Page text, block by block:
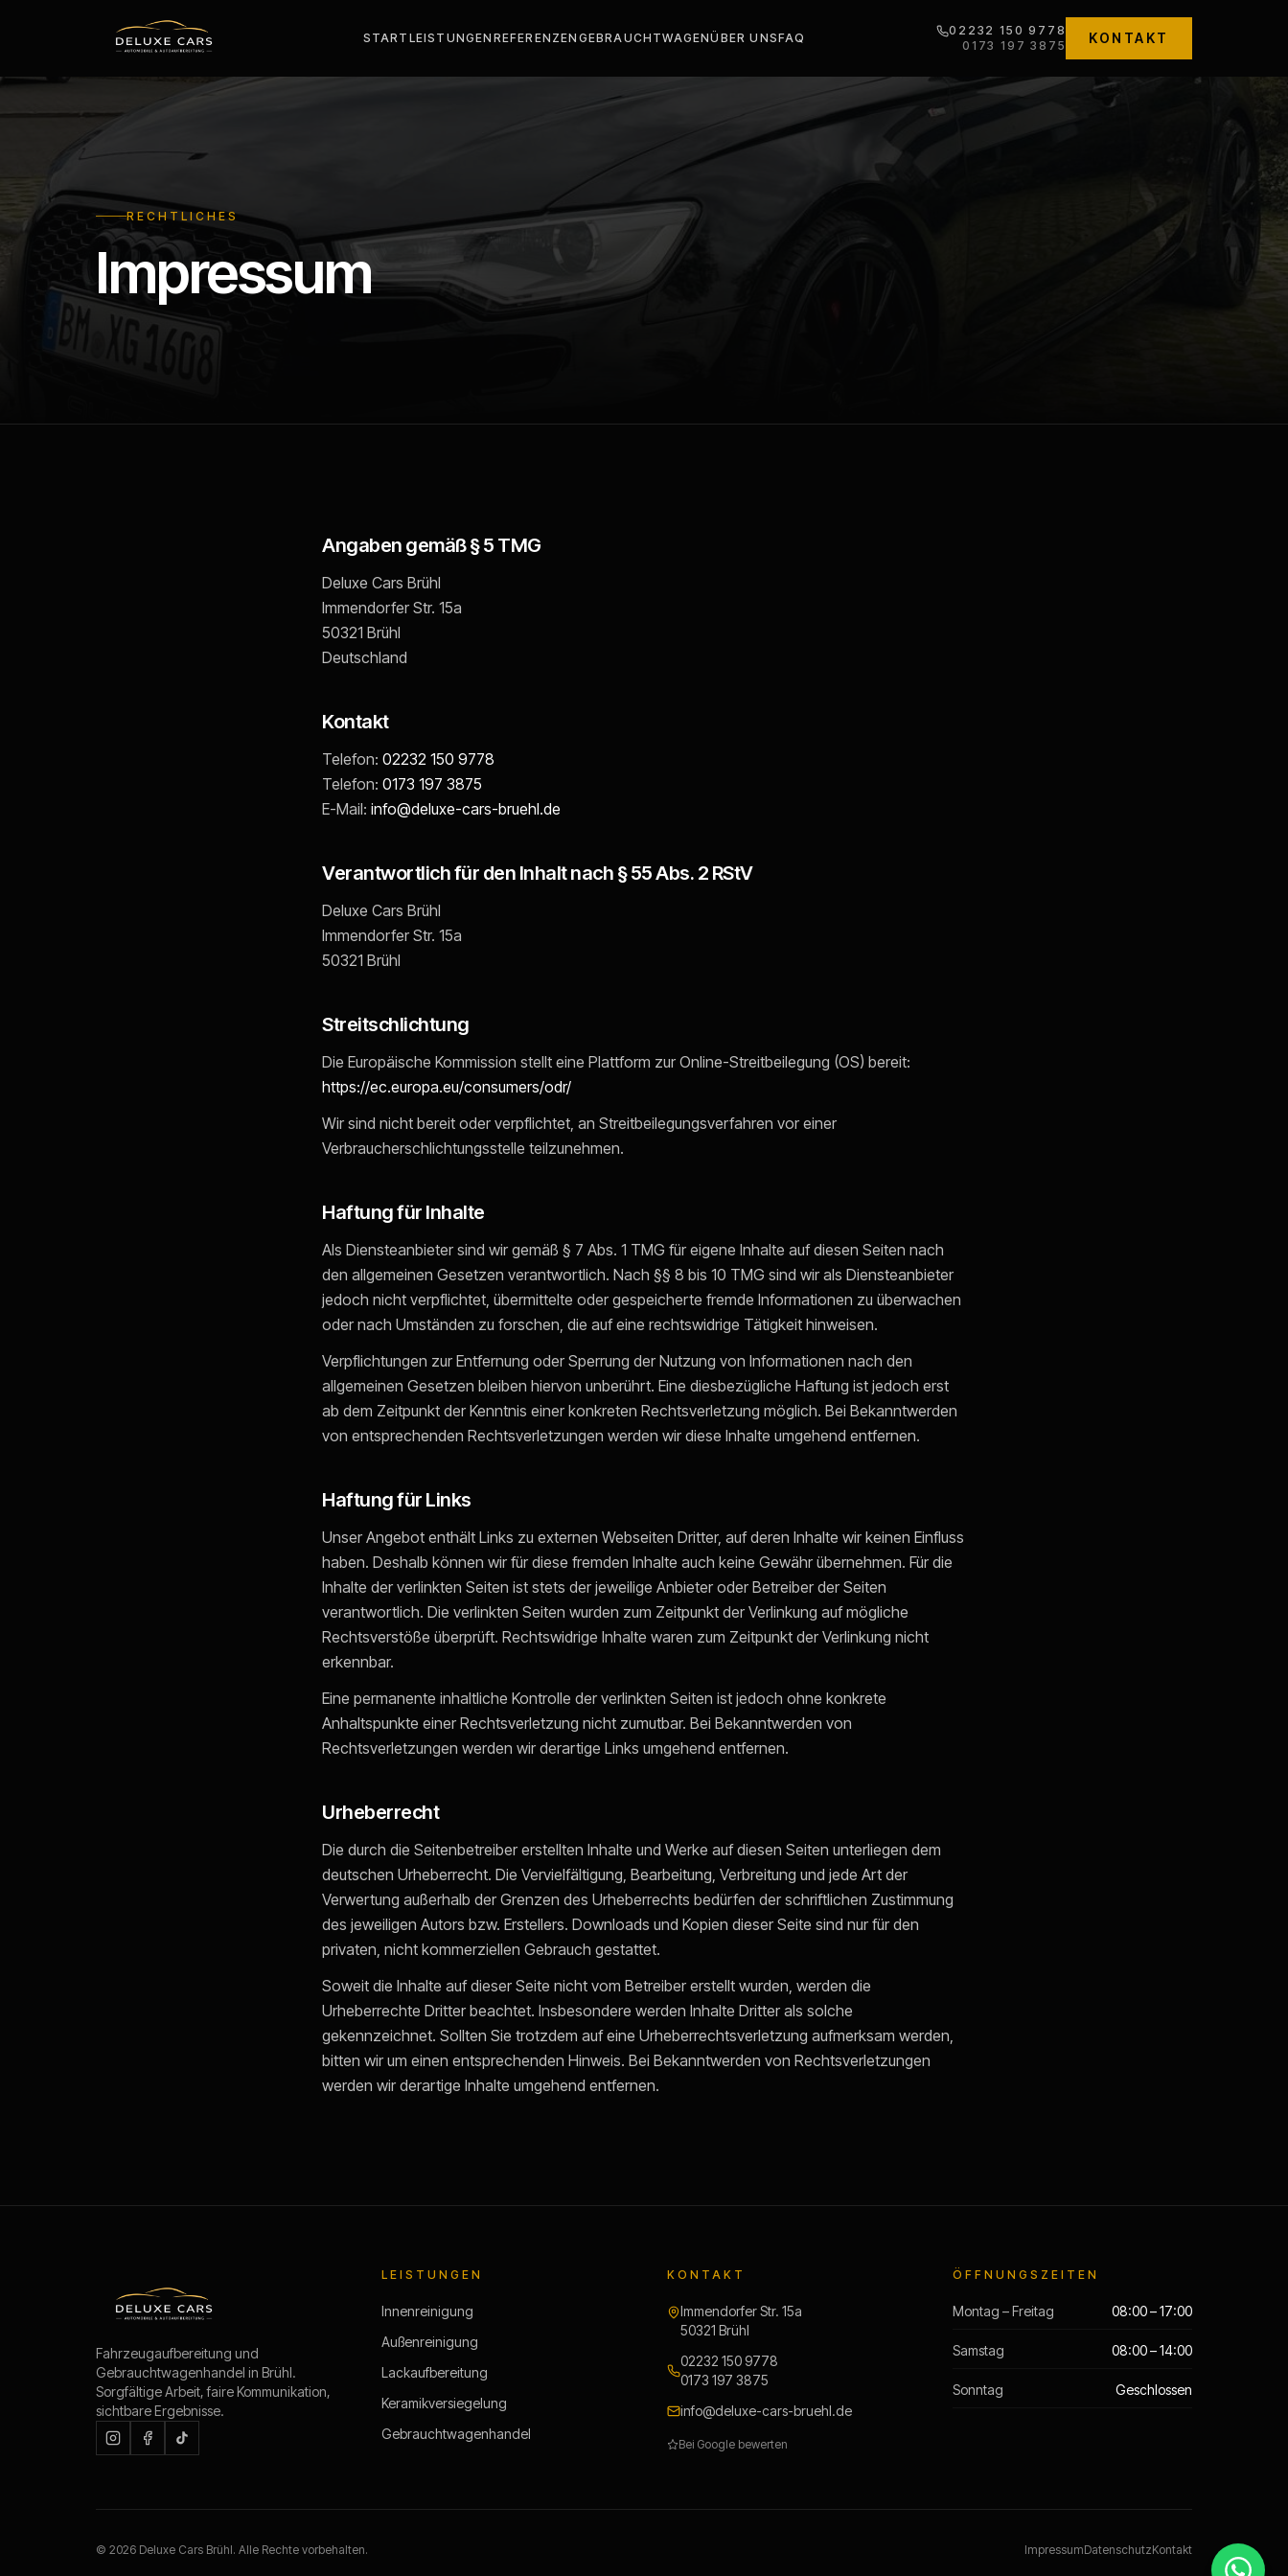
START LEISTUNGEN REFERENZEN GEBRAUCHTWAGENÜBER UNSFAQ
02232 150 9778
0173 197 3875
KONTAKT
RECHTLICHES
Impressum
Angaben gemäß § 5 TMG
Deluxe Cars Brühl
Immendorfer Str. 15a
50321 Brühl
Deutschland
Kontakt
Telefon: 02232 150 9778
Telefon: 0173 197 3875
E-Mail: info@deluxe-cars-bruehl.de
Verantwortlich für den Inhalt nach § 55 Abs. 2 RStV
Deluxe Cars Brühl
Immendorfer Str. 15a
50321 Brühl
Streitschlichtung
Die Europäische Kommission stellt eine Plattform zur Online-Streitbeilegung (OS) bereit:
https://ec.europa.eu/consumers/odr/
Wir sind nicht bereit oder verpflichtet, an Streitbeilegungsverfahren vor einer
Verbraucherschlichtungsstelle teilzunehmen.
Haftung für Inhalte
Als Diensteanbieter sind wir gemäß § 7 Abs. 1 TMG für eigene Inhalte auf diesen Seiten nach
den allgemeinen Gesetzen verantwortlich. Nach §§ 8 bis 10 TMG sind wir als Diensteanbieter
jedoch nicht verpflichtet, übermittelte oder gespeicherte fremde Informationen zu überwachen
oder nach Umständen zu forschen, die auf eine rechtswidrige Tätigkeit hinweisen.
Verpflichtungen zur Entfernung oder Sperrung der Nutzung von Informationen nach den
allgemeinen Gesetzen bleiben hiervon unberührt. Eine diesbezügliche Haftung ist jedoch erst
ab dem Zeitpunkt der Kenntnis einer konkreten Rechtsverletzung möglich. Bei Bekanntwerden
von entsprechenden Rechtsverletzungen werden wir diese Inhalte umgehend entfernen.
Haftung für Links
Unser Angebot enthält Links zu externen Webseiten Dritter, auf deren Inhalte wir keinen Einfluss
haben. Deshalb können wir für diese fremden Inhalte auch keine Gewähr übernehmen. Für die
Inhalte der verlinkten Seiten ist stets der jeweilige Anbieter oder Betreiber der Seiten
verantwortlich. Die verlinkten Seiten wurden zum Zeitpunkt der Verlinkung auf mögliche
Rechtsverstöße überprüft. Rechtswidrige Inhalte waren zum Zeitpunkt der Verlinkung nicht
erkennbar.
Eine permanente inhaltliche Kontrolle der verlinkten Seiten ist jedoch ohne konkrete
Anhaltspunkte einer Rechtsverletzung nicht zumutbar. Bei Bekanntwerden von
Rechtsverletzungen werden wir derartige Links umgehend entfernen.
Urheberrecht
Die durch die Seitenbetreiber erstellten Inhalte und Werke auf diesen Seiten unterliegen dem
deutschen Urheberrecht. Die Vervielfältigung, Bearbeitung, Verbreitung und jede Art der
Verwertung außerhalb der Grenzen des Urheberrechts bedürfen der schriftlichen Zustimmung
des jeweiligen Autors bzw. Erstellers. Downloads und Kopien dieser Seite sind nur für den
privaten, nicht kommerziellen Gebrauch gestattet.
Soweit die Inhalte auf dieser Seite nicht vom Betreiber erstellt wurden, werden die
Urheberrechte Dritter beachtet. Insbesondere werden Inhalte Dritter als solche
gekennzeichnet. Sollten Sie trotzdem auf eine Urheberrechtsverletzung aufmerksam werden,
bitten wir um einen entsprechenden Hinweis. Bei Bekanntwerden von Rechtsverletzungen
werden wir derartige Inhalte umgehend entfernen.
Fahrzeugaufbereitung und
Gebrauchtwagenhandel in Brühl.
Sorgfältige Arbeit, faire Kommunikation,
sichtbare Ergebnisse.
LEISTUNGEN
Innenreinigung
Außenreinigung
Lackaufbereitung
Keramikversiegelung
Gebrauchtwagenhandel
KONTAKT
Immendorfer Str. 15a
50321 Brühl
02232 150 9778
0173 197 3875
info@deluxe-cars-bruehl.de
Bei Google bewerten
ÖFFNUNGSZEITEN
Montag – Freitag 08:00 – 17:00
Samstag 08:00 – 14:00
Sonntag Geschlossen
© 2026 Deluxe Cars Brühl. Alle Rechte vorbehalten. ImpressumDatenschutzKontakt